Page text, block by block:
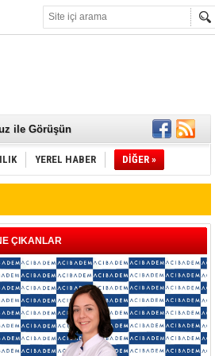
ile Görüşün
YEREL HABER DİĞER »
ÇIKANLAR